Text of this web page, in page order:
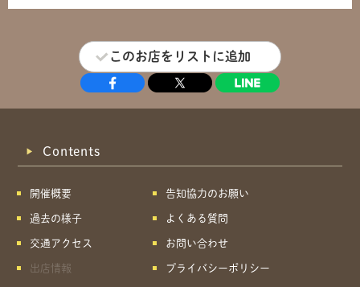
このお店をリストに追加
Contents
開催概要
過去の様子
交通アクセス
出店情報
告知協力のお願い
よくある質問
お問い合わせ
プライバシーポリシー